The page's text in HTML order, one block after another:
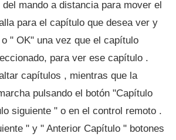
mando a distancia para mover el
para el capítulo que desea ver y
" OK" una vez que el capítulo
para ver ese capítulo .
capítulos , mientras que la
pulsando el botón "Capítulo
siguiente " o en el control remoto .
" y " Anterior Capítulo " botones